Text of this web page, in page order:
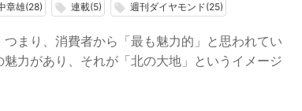
章雄(28) local_offer 連載(5) local_offer 週刊ダイヤモンド(25)
まり、消費者から「最も魅力的」と思われてい
力があり、それが「北の大地」というイメージ